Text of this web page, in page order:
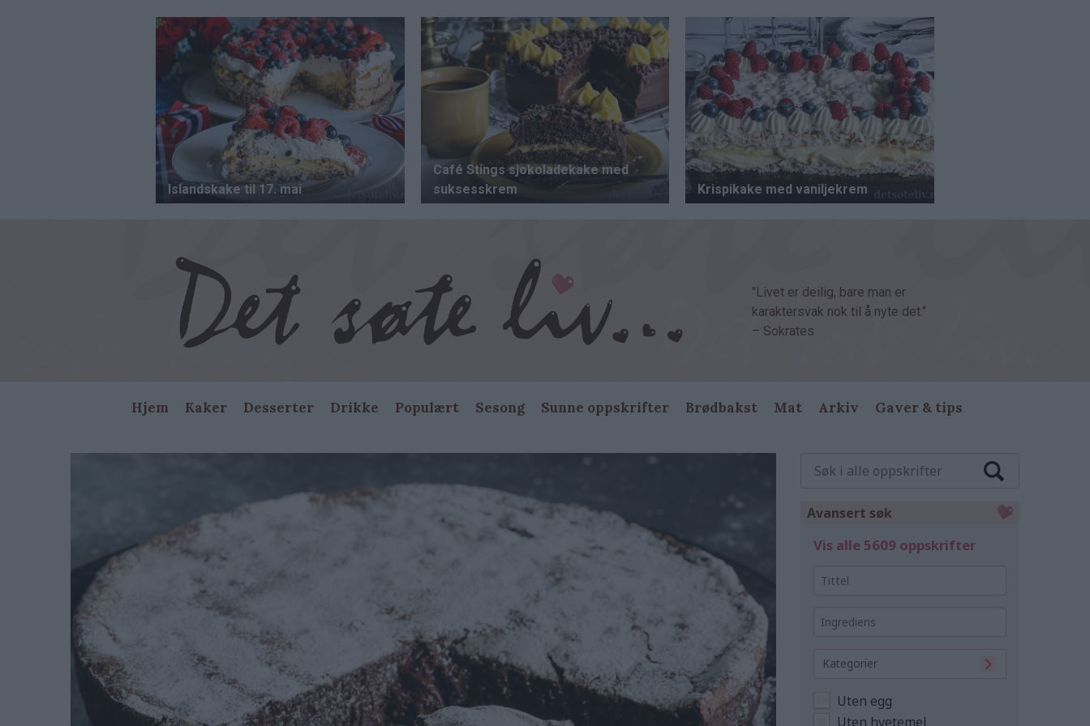
"Livet er deilig, bare man er
karaktersvak nok til å nyte det."
– Sokrates
Main
navigation
Hjem Kaker Desserter Drikke Populært Sesong Sunne oppskrifter Brødbakst Mat Arkiv Gaver & tips
Avansert søk
Vis alle 5609 oppskrifter
Kategorier
Uten egg
Uten hvetemel